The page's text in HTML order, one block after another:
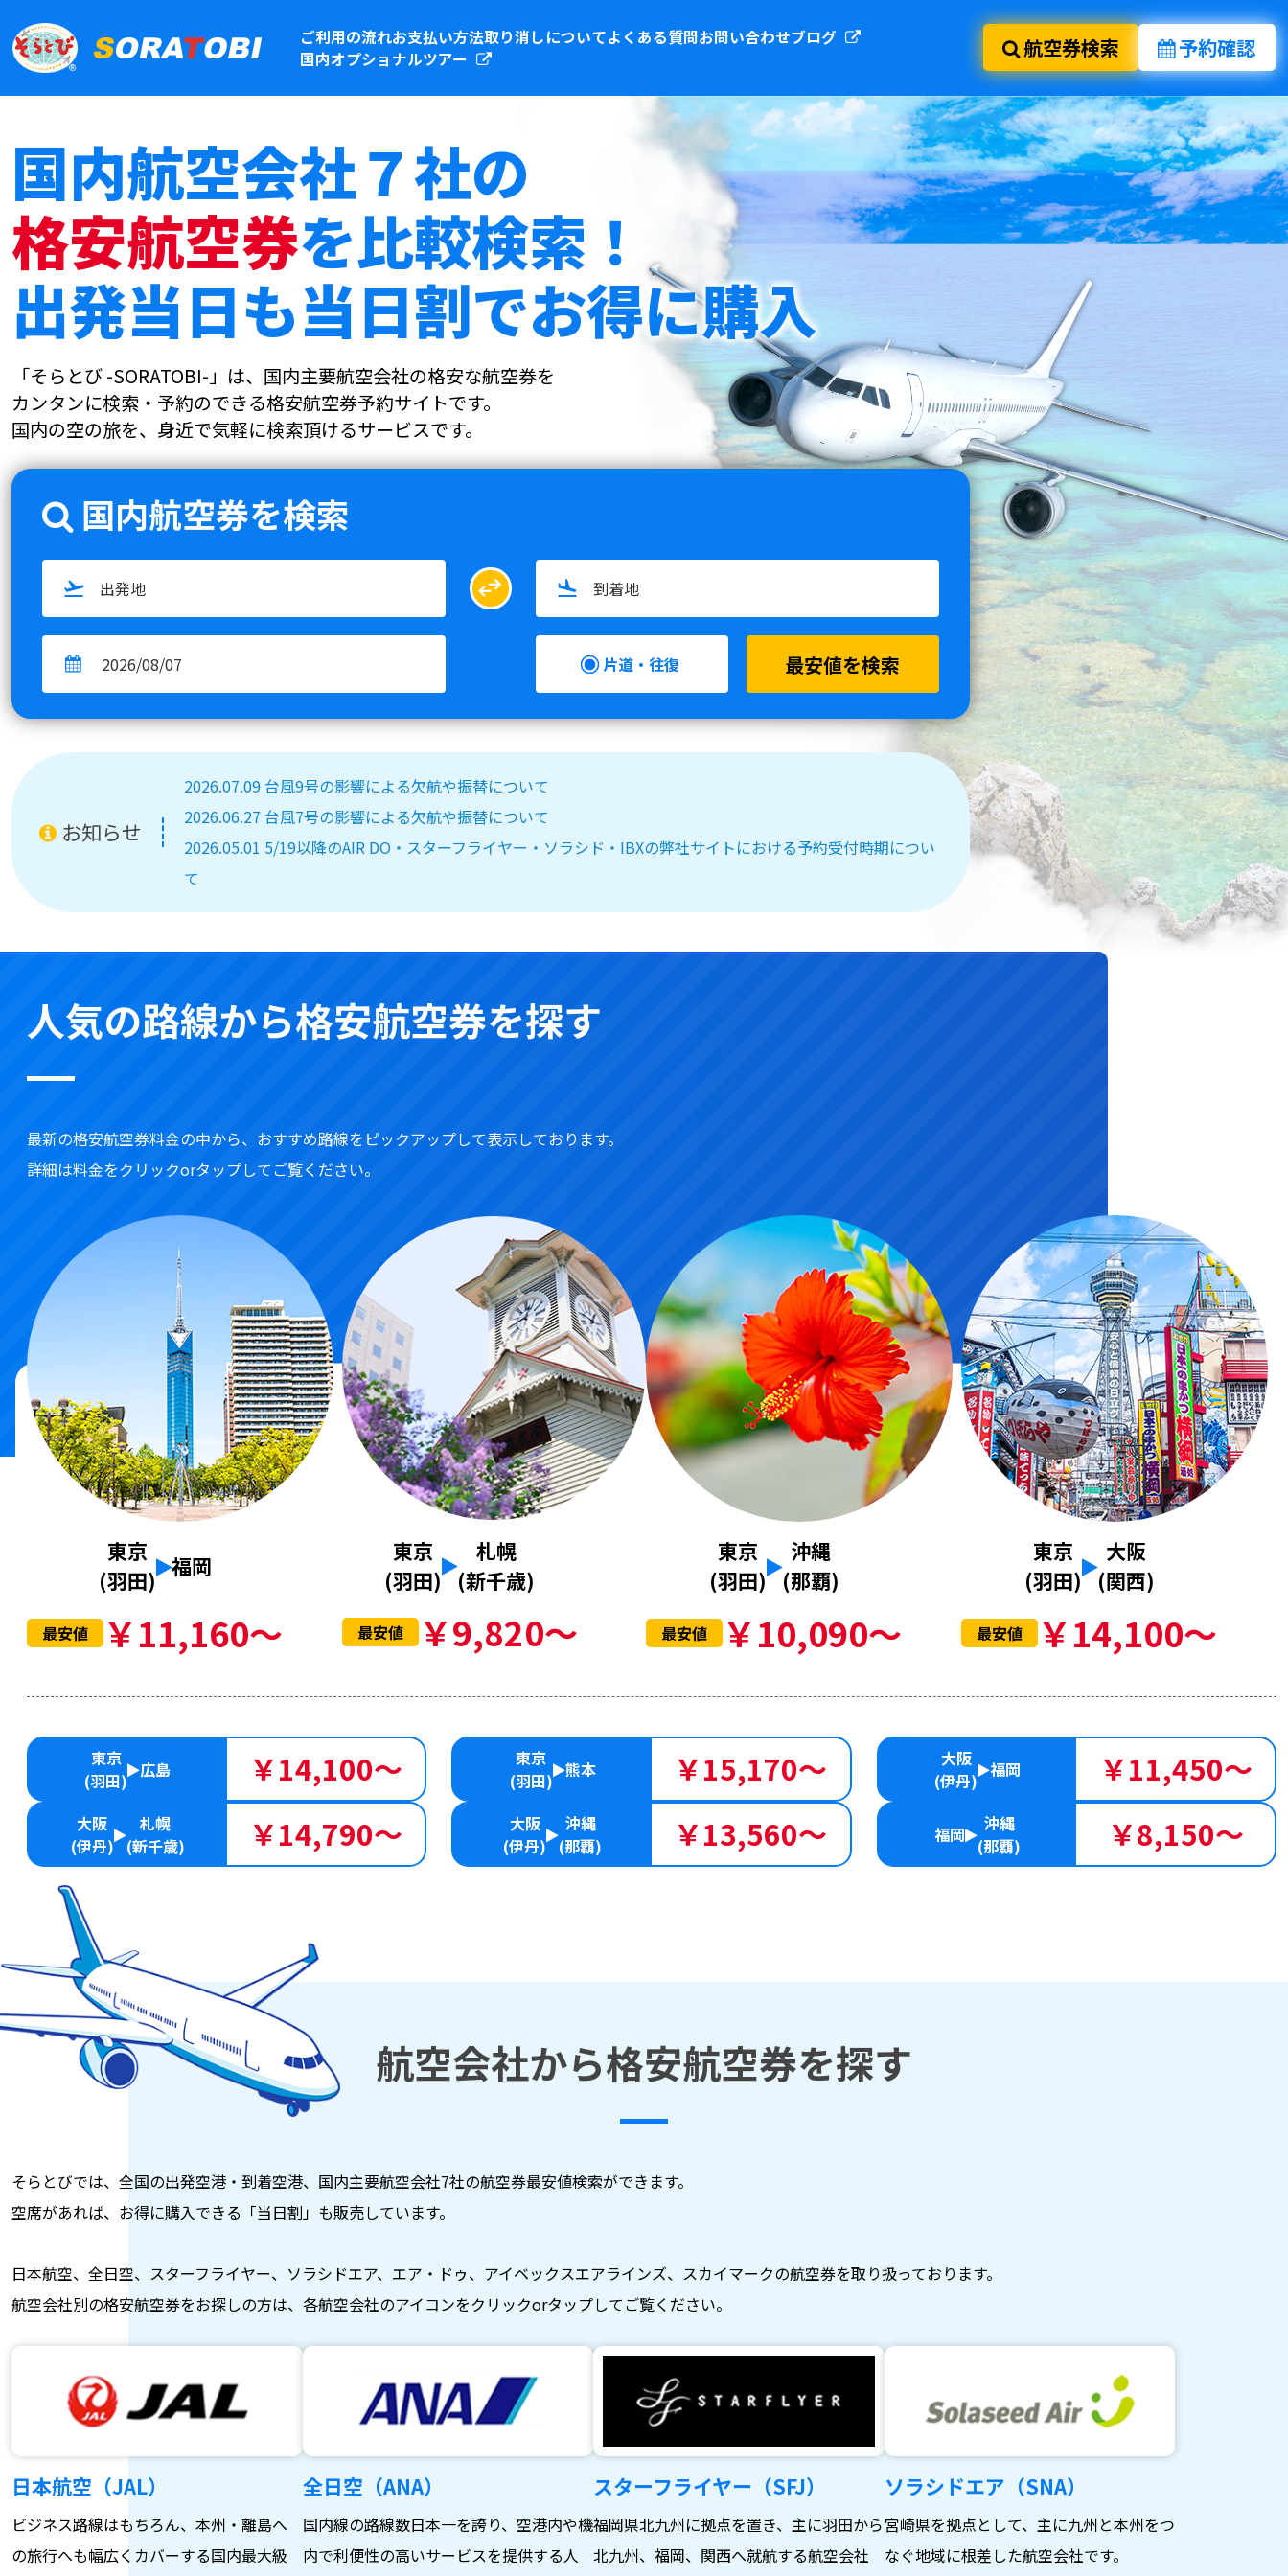
ご利用の流れお支払い方法取り消しについてよくある質問お問い合わせブログ
国内オプショナルツアー
航空券検索 予約確認
国内航空会社７社の
格安航空券を比較検索！
出発当日も当日割でお得に購入
「そらとび -SORATOBI-」は、国内主要航空会社の格安な航空券を
カンタンに検索・予約のできる格安航空券予約サイトです。
国内の空の旅を、身近で気軽に検索頂けるサービスです。
国内航空券を検索
swap_horiz
片道・往復 最安値を検索
お知らせ
2026.07.09 台風9号の影響による欠航や振替について
2026.06.27 台風7号の影響による欠航や振替について
2026.05.01 5/19以降のAIR DO・スターフライヤー・ソラシド・IBXの弊社サイトにおける予約受付時期につい
て
人気の路線から格安航空券を探す
最新の格安航空券料金の中から、おすすめ路線をピックアップして表示しております。
詳細は料金をクリックorタップしてご覧ください。
東京
(羽田)
福岡
最安値 ￥11,160～
東京
(羽田)
札幌
(新千歳)
最安値 ￥9,820～
東京
(羽田)
沖縄
(那覇)
最安値 ￥10,090～
東京
(羽田)
大阪
(関西)
最安値 ￥14,100～
東京
(羽田) 広島 ￥14,100～
東京
(羽田) 熊本 ￥15,170～
大阪
(伊丹) 福岡 ￥11,450～
大阪
(伊丹)
札幌
(新千歳)
￥14,790～
大阪
(伊丹)
沖縄
(那覇)
￥13,560～ 福岡
沖縄
(那覇)
￥8,150～
航空会社から格安航空券を探す
そらとびでは、全国の出発空港・到着空港、国内主要航空会社7社の航空券最安値検索ができます。
空席があれば、お得に購入できる「当日割」も販売しています。
日本航空、全日空、スターフライヤー、ソラシドエア、エア・ドゥ、アイベックスエアラインズ、スカイマークの航空券を取り扱っております。
航空会社別の格安航空券をお探しの方は、各航空会社のアイコンをクリックorタップしてご覧ください。
日本航空（JAL）
ビジネス路線はもちろん、本州・離島へ
の旅行へも幅広くカバーする国内最大級
全日空（ANA）
国内線の路線数日本一を誇り、空港内や機
内で利便性の高いサービスを提供する人
スターフライヤー（SFJ）
福岡県北九州に拠点を置き、主に羽田から
北九州、福岡、関西へ就航する航空会社
ソラシドエア（SNA）
宮崎県を拠点として、主に九州と本州をつ
なぐ地域に根差した航空会社です。